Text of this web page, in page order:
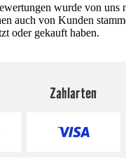
wurde von uns
auch von Kunden
oder gekauft haben.
Zahlarten